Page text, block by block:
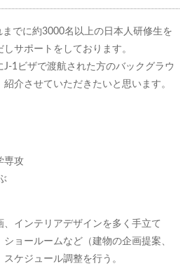
までに約3000名以上の日本人研修生を
サポートをしております。
1ビザで渡航された方のバックグラウ
介させていただきたいと思います。
専攻
インテリアデザインを多く手立て
ョールームなど（建物の企画提案、
ケジュール調整を行う。